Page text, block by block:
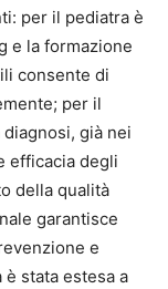
per il pediatra è
e la formazione
consente di
per il
già nei
efficacia degli
della qualità
garantisce
e
stata estesa a